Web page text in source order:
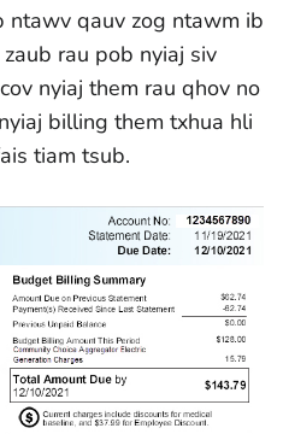
ntawv qauv zog ntawm ib
rau pob nyiaj siv
nyiaj them rau qhov no
billing them txhua hli
tiam tsub.